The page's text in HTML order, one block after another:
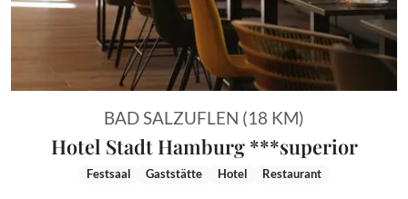
BAD SALZUFLEN (18 KM)
Hotel Stadt Hamburg ***superior
Festsaal Gaststätte Hotel Restaurant